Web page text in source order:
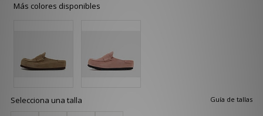
Más colores disponibles
Guía de tallas
Selecciona una talla